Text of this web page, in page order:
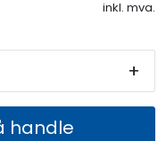
inkl. mva.
+
handle